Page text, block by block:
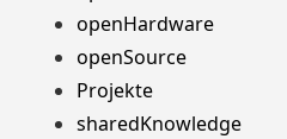
openHardware
openSource
Projekte
sharedKnowledge